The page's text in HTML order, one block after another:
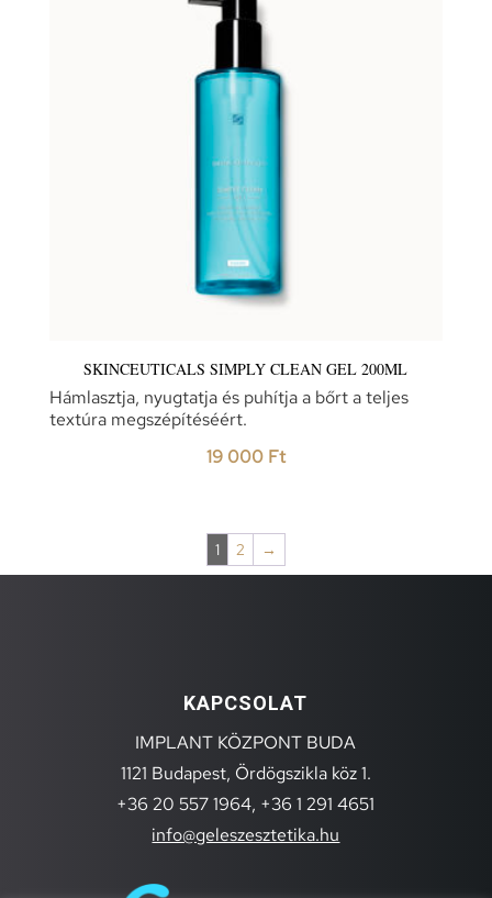
SKINCEUTICALS SIMPLY CLEAN GEL 200ML
Hámlasztja, nyugtatja és puhítja a bőrt a teljes
textúra megszépítéséért.
19 000 Ft
1 2 →
KAPCSOLAT
IMPLANT KÖZPONT BUDA
1121 Budapest, Ördögszikla köz 1.
+36 20 557 1964, +36 1 291 4651
info@geleszesztetika.hu